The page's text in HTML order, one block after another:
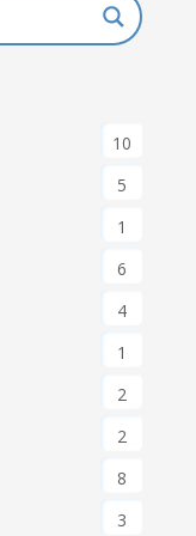
10
5
1
6
4
1
2
2
8
3